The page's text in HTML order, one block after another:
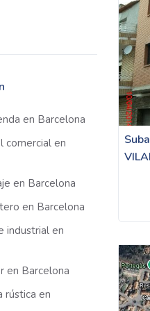
en Barcelona
comercial en
en Barcelona
en Barcelona
industrial en
en Barcelona
rústica en